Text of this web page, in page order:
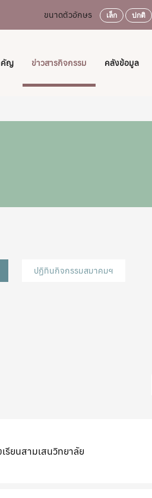
ขนาดตัวอักษร เล็ก ปกติ
คัญ ข่าวสารกิจกรรม คลังข้อมูล
ปฏิทินกิจกรรมสมาคมฯ
รียนสามเสนวิทยาลัย